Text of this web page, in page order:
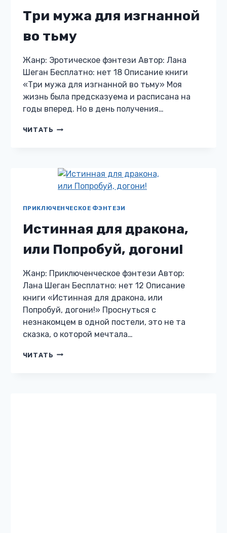
Три мужа для изгнанной
во тьму
Жанр: Эротическое фэнтези Автор: Лана
Шеган Бесплатно: нет 18 Описание книги
«Три мужа для изгнанной во тьму» Моя
жизнь была предсказуема и расписана на
годы вперед. Но в день получения…
ЧИТАТЬ ТРИ
ВО
ТЬМУ
ПРИКЛЮЧЕНЧЕСКОЕ ФЭНТЕЗИ
Истинная для дракона,
или Попробуй, догони!
Жанр: Приключенческое фэнтези Автор:
Лана Шеган Бесплатно: нет 12 Описание
книги «Истинная для дракона, или
Попробуй, догони!» Проснуться с
незнакомцем в одной постели, это не та
сказка, о которой мечтала…
ЧИТАТЬ ИСТИННАЯ